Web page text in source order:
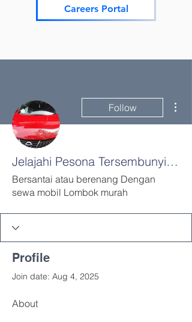
Careers Portal
Follow
Jelajahi Pesona Tersembunyi Lombok dengan Sewa Mobil Lombok Murah dari Bandara
Bersantai atau berenang Dengan
sewa mobil Lombok murah
Profile
Join date: Aug 4, 2025
About